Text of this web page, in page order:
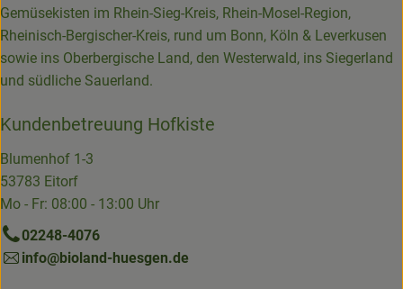
Gemüsekisten im Rhein-Sieg-Kreis, Rhein-Mosel-Region,
Rheinisch-Bergischer-Kreis, rund um Bonn, Köln & Leverkusen
sowie ins Oberbergische Land, den Westerwald, ins Siegerland
und südliche Sauerland.
Kundenbetreuung Hofkiste
Blumenhof 1-3
53783 Eitorf
Mo - Fr: 08:00 - 13:00 Uhr
02248-4076
info@bioland-huesgen.de